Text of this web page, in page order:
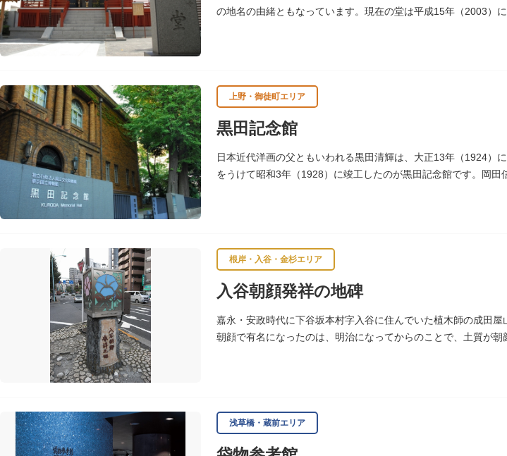
の地名の由緒ともなっています。現在の堂は平成15年（2003）
上野・御徒町エリア
黒田記念館
日本近代洋画の父ともいわれる黒田清輝は、大正13年（1924）
をうけて昭和3年（1928）に竣工したのが黒田記念館です。岡
根岸・入谷・金杉エリア
入谷朝顔発祥の地碑
嘉永・安政時代に下谷坂本村字入谷に住んでいた植木師の成田
朝顔で有名になったのは、明治になってからのことで、土質が
浅草橋・蔵前エリア